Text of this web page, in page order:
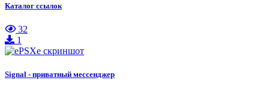
Каталог ссылок
32
1
Signal - приватный мессенджер